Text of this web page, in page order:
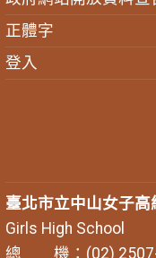
正體字
登入
臺北市立中山女子高
Girls High School
總 機：(02)